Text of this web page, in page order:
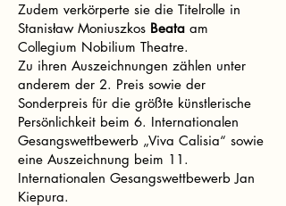
Zudem verkörperte sie die Titelrolle in
Stanisław Moniuszkos Beata am
Collegium Nobilium Theatre.
Zu ihren Auszeichnungen zählen unter
anderem der 2. Preis sowie der
Sonderpreis für die größte künstlerische
Persönlichkeit beim 6. Internationalen
Gesangswettbewerb „Viva Calisia“ sowie
eine Auszeichnung beim 11.
Internationalen Gesangswettbewerb Jan
Kiepura.